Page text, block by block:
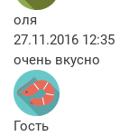
оля
27.11.2016 12:35
очень вкусно
Гость